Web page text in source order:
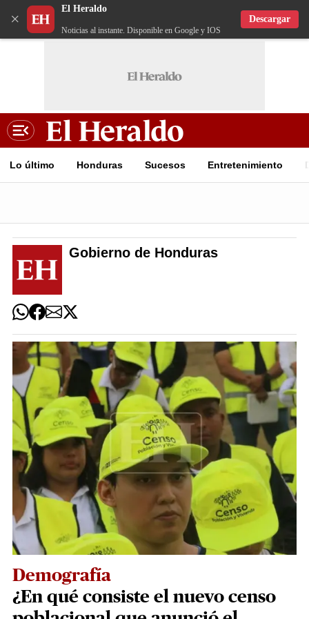
×
El Heraldo
Noticias al instante. Disponible en Google y IOS
Descargar
Lo último Honduras Sucesos Entretenimiento
Gobierno de Honduras
Demografía
¿En qué consiste el nuevo censo